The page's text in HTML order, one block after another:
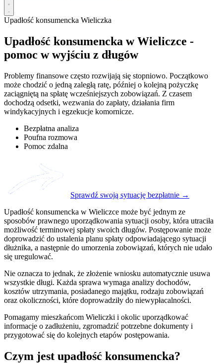
Upadłość konsumencka Wieliczka
Upadłość konsumencka w Wieliczce -
pomoc w wyjściu z długów
Problemy finansowe często rozwijają się stopniowo. Początkowo
może chodzić o jedną zaległą ratę, później o kolejną pożyczkę
zaciągniętą na spłatę wcześniejszych zobowiązań. Z czasem
dochodzą odsetki, wezwania do zapłaty, działania firm
windykacyjnych i egzekucje komornicze.
Bezpłatna analiza
Poufna rozmowa
Pomoc zdalna
Sprawdź swoją sytuację bezpłatnie →
Upadłość konsumencka w Wieliczce może być jednym ze
sposobów prawnego uporządkowania sytuacji osoby, która utraciła
możliwość terminowej spłaty swoich długów. Postępowanie może
doprowadzić do ustalenia planu spłaty odpowiadającego sytuacji
dłużnika, a następnie do umorzenia zobowiązań, których nie udało
się uregulować.
Nie oznacza to jednak, że złożenie wniosku automatycznie usuwa
wszystkie długi. Każda sprawa wymaga analizy dochodów,
kosztów utrzymania, posiadanego majątku, rodzaju zobowiązań
oraz okoliczności, które doprowadziły do niewypłacalności.
Pomagamy mieszkańcom Wieliczki i okolic uporządkować
informacje o zadłużeniu, zgromadzić potrzebne dokumenty i
przygotować się do kolejnych etapów postępowania.
Czym jest upadłość konsumencka?